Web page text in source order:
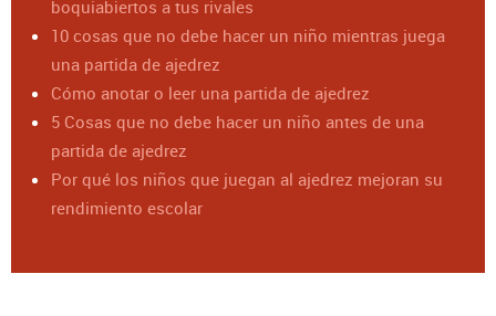
boquiabiertos a tus rivales
10 cosas que no debe hacer un niño mientras juega
una partida de ajedrez
Cómo anotar o leer una partida de ajedrez
5 Cosas que no debe hacer un niño antes de una
partida de ajedrez
Por qué los niños que juegan al ajedrez mejoran su
rendimiento escolar